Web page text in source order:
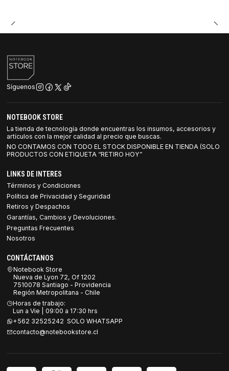
Síguenos
NOTEBOOK STORE
La tienda de tecnología donde encuentras los insumos, accesorios y
artículos con la mejor calidad al precio que buscas.
NO CONTAMOS CON TODO EL STOCK DISPONIBLE EN TIENDA (SOLO
PRODUCTOS CON ETIQUETA “RETIRO HOY”
LINKS DE INTERES
Términos y Condiciones
Política de Privacidad y Seguridad
Retiros y Despachos
Garantías, Cambios y Devoluciones.
Preguntas Frecuentes
Nosotros
CONTÁCTANOS
Notebook Store
Nueva de Lyon 72, Of 1202
7510078 Santiago - Providencia
Región Metropolitana - Chile
Horas de trabajo:
Lun a Vie | 09:00 a 17:30 hrs
+562 32525242 SOLO WHATSAPP
contacto@notebookstore.cl